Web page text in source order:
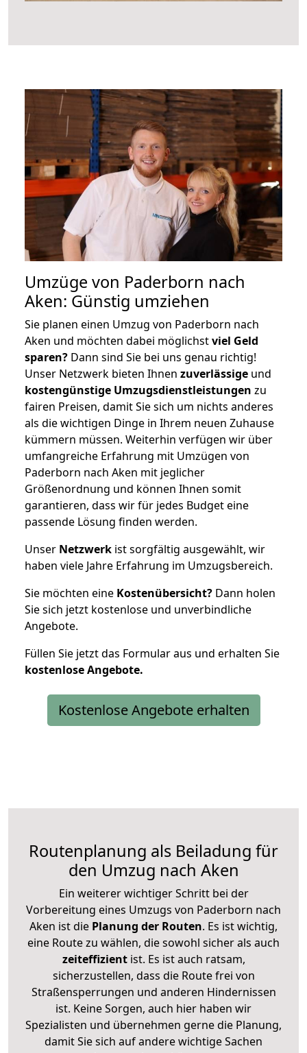
Umzüge von Paderborn nach
Aken: Günstig umziehen
Sie planen einen Umzug von Paderborn nach
Aken und möchten dabei möglichstviel Geld
sparen? Dann sind Sie bei uns genau richtig!
Unser Netzwerk bieten Ihnen zuverlässige und
kostengünstige Umzugsdienstleistungen zu
fairen Preisen, damit Sie sich um nichts anderes
als die wichtigen Dinge in Ihrem neuen Zuhause
kümmern müssen. Weiterhin verfügen wir über
umfangreiche Erfahrung mit Umzügen von
Paderborn nach Aken mit jeglicher
Größenordnung und können Ihnen somit
garantieren, dass wir für jedes Budget eine
passende Lösung finden werden.
Unser Netzwerk ist sorgfältig ausgewählt, wir
haben viele Jahre Erfahrung im Umzugsbereich.
Sie möchten eine Kostenübersicht? Dann holen
Sie sich jetzt kostenlose und unverbindliche
Angebote.
Füllen Sie jetzt das Formular aus und erhalten Sie
kostenloseAngebote.
Kostenlose Angebote erhalten
Routenplanung als Beiladung für
den Umzug nach Aken
Ein weiterer wichtiger Schritt bei der
Vorbereitung eines Umzugs von Paderborn nach
Aken ist die Planung der Routen. Es ist wichtig,
eine Route zu wählen, die sowohl sicher als auch
zeiteffizientist. Es ist auch ratsam,
sicherzustellen, dass die Route frei von
Straßensperrungen und anderen Hindernissen
ist. Keine Sorgen, auch hier haben wir
Spezialisten und übernehmen gerne die Planung,
damit Sie sich auf andere wichtige Sachen